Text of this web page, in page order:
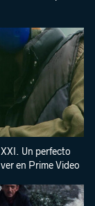
Un perfecto
en Prime Video